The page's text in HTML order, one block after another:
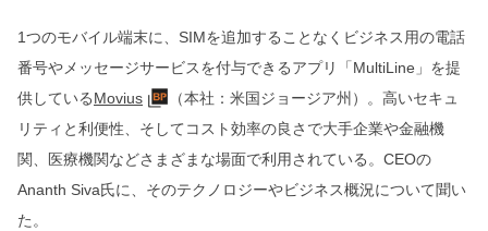
1つのモバイル端末に、SIMを追加することなくビジネス用の電話
番号やメッセージサービスを付与できるアプリ「MultiLine」を提
供しているMovius
（本社：米国ジョージア州）。高いセキュ
リティと利便性、そしてコスト効率の良さで大手企業や金融機
関、医療機関などさまざまな場面で利用されている。CEOの
Ananth Siva氏に、そのテクノロジーやビジネス概況について聞い
た。